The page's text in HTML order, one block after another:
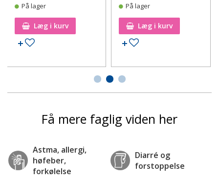
På lager
Læg i kurv
Tilføj til ønskeseddel
På lager
Læg i kurv
Tilføj til ønskeseddel
Få mere faglig viden her
Astma, allergi,
høfeber,
forkølelse
Diarré og
forstoppelse